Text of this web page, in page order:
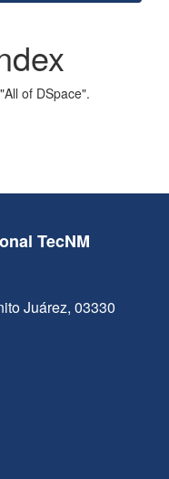
of DSpace".
TecNM
Juárez, 03330